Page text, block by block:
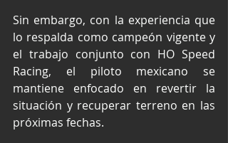
Sin embargo, con la experiencia que
lo respalda como campeón vigente y
el trabajo conjunto con HO Speed
Racing, el piloto mexicano se
mantiene enfocado en revertir la
situación y recuperar terreno en las
próximas fechas.